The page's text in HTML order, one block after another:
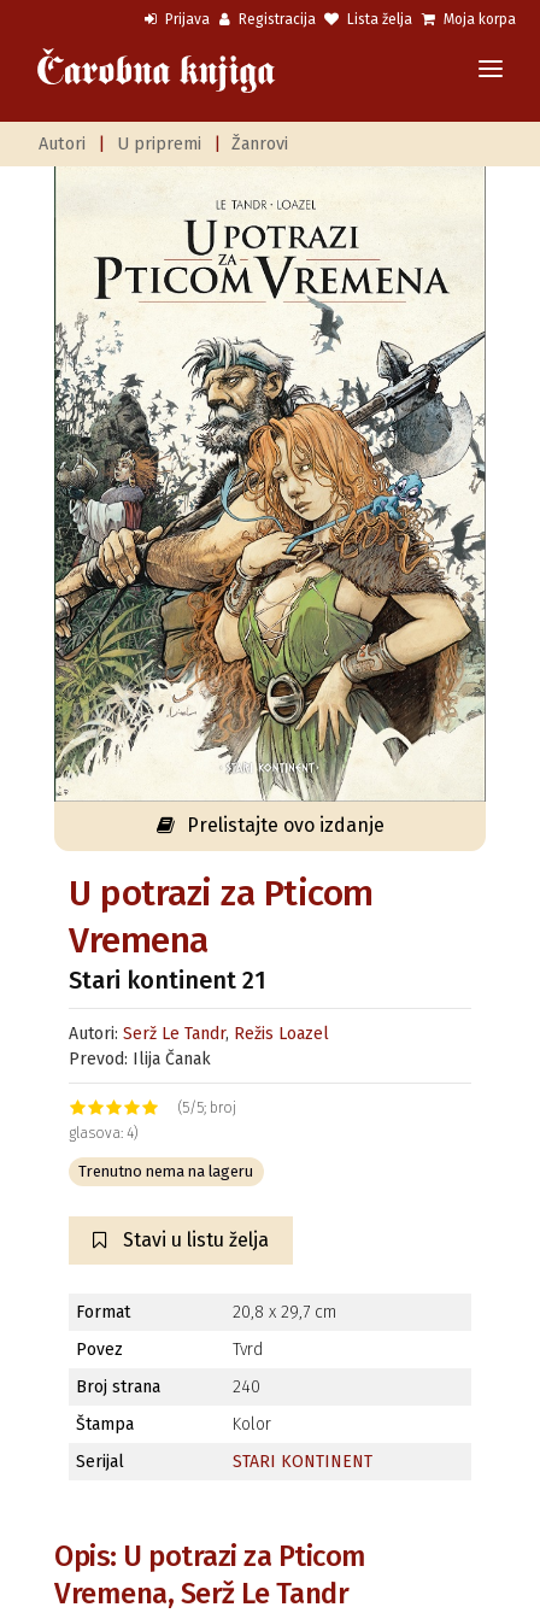
Prijava Registracija Lista želja Moja korpa
Autori U pripremi Žanrovi
Prelistajte ovo izdanje
U potrazi za Pticom
Vremena
Stari kontinent 21
Autori: Serž Le Tandr, Režis Loazel
Prevod: Ilija Čanak
(5/5; broj
glasova: 4)
Trenutno nema na lageru
Stavi u listu želja
Format
20,8 x 29,7 cm
Povez
Tvrd
Broj strana
240
Štampa
Kolor
Serijal
STARI KONTINENT
Opis: U potrazi za Pticom
Vremena, Serž Le Tandr